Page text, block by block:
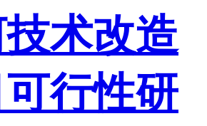
术改造
行性研